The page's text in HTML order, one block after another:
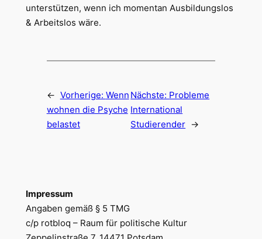
unterstützen, wenn ich momentan Ausbildungslos
& Arbeitslos wäre.
← Vorherige: Wenn
wohnen die Psyche
belastet
Nächste: Probleme
International
Studierender →
Impressum
Angaben gemäß § 5 TMG
c/p rotbloq – Raum für politische Kultur